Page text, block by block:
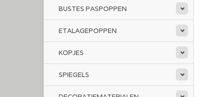
BUSTES PASPOPPEN
ETALAGEPOPPEN
KOPJES
SPIEGELS